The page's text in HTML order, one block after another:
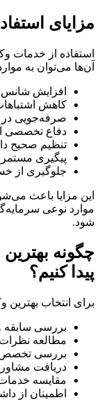
مزایای
استفاده از خدمات
آن‌ها می‌توان به
افزایش شانس
کاهش
صرفه‌جویی در
دفاع تخصصی
تنظیم صحیح
پیگیری مستمر
جلوگیری از
این مزایا باعث
موارد نوعی
شود.
چگونه
پیدا کنیم؟
برای انتخاب بهترین
بررسی سابقه
مطالعه
بررسی تخصص
دریافت
مقایسه
اطمینان از